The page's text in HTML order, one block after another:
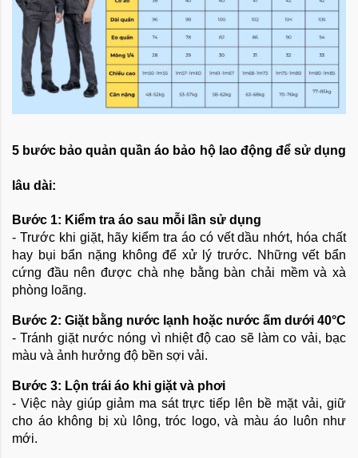
5 bước bảo quản quần áo bảo hộ lao động để sử dụng
lâu dài:
Bước 1: Kiểm tra áo sau mỗi lần sử dụng
- Trước khi giặt, hãy kiểm tra áo có vết dầu nhớt, hóa chất
hay bụi bẩn nặng không để xử lý trước. Những vết bẩn
cứng đầu nên được chà nhẹ bằng bàn chải mềm và xà
phòng loãng.
Bước 2: Giặt bằng nước lạnh hoặc nước ấm dưới 40°C
- Tránh giặt nước nóng vì nhiệt độ cao sẽ làm co vải, bạc
màu và ảnh hưởng độ bền sợi vải.
Bước 3: Lộn trái áo khi giặt và phơi
- Việc này giúp giảm ma sát trực tiếp lên bề mặt vải, giữ
cho áo không bị xù lông, tróc logo, và màu áo luôn như
mới.